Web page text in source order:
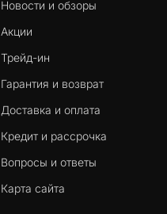
Новости и обзоры
Акции
Трейд-ин
Гарантия и возврат
Доставка и оплата
Кредит и рассрочка
Вопросы и ответы
Карта сайта